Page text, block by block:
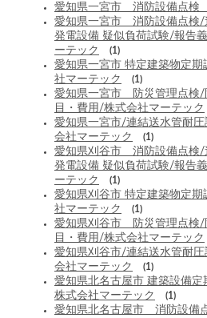
愛知県一宮市 消防設備点検
愛知県一宮市 消防設備点検/
発電設備 疑似負荷試験/報告
ーテック
(1)
愛知県一宮市 特定建築物定
社マーテック
(1)
愛知県一宮市 防災管理点検/
目・費用/株式会社マーテック
愛知県一宮市/連結送水管耐
会社マーテック
(1)
愛知県刈谷市 消防設備点検/
発電設備 疑似負荷試験/報告
ーテック
(1)
愛知県刈谷市 特定建築物定
社マーテック
(1)
愛知県刈谷市 防災管理点検/
目・費用/株式会社マーテック
愛知県刈谷市/連結送水管耐
会社マーテック
(1)
愛知県北名古屋市 建築設備定
株式会社マーテック
(1)
愛知県北名古屋市 消防設備